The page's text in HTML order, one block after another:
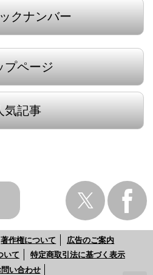
クナンバー
プページ
気記事
著作権について
広告のご案内
いて
特定商取引法に基づく表示
問い合わせ